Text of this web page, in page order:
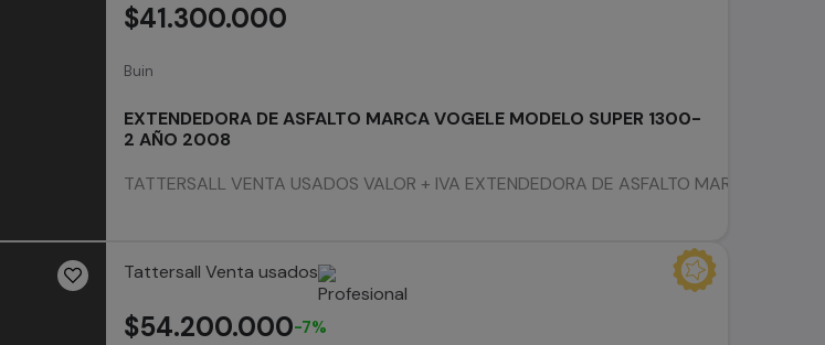
Buin
EXTENDEDORA DE ASFALTO MARCA VOGELE MODELO SUPER 1300-
2 AÑO 2008
TATTERSALL VENTA USADOS VALOR + IVA EXTENDEDORA DE ASFALTO MARCA
$41.300.000
Tattersall Venta usados
$54.200.000-7%